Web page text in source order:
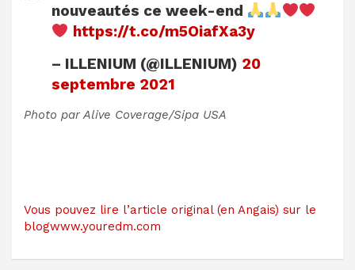
nouveautés ce week-end
https://t.co/m5OiafXa3y
– ILLENIUM (@ILLENIUM) 20
septembre 2021
Photo par Alive Coverage/Sipa USA
Vous pouvez lire l’article original (en Angais) sur le
blogwww.youredm.com